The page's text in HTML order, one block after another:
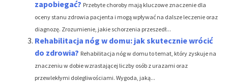
zapobiegać? Przebyte choroby mają kluczowe znaczenie dla
oceny stanu zdrowia pacjenta i mogą wpływać na dalsze leczenie oraz
diagnozę. Zrozumienie, jakie schorzenia przeszedł...
Rehabilitacja nóg w domu: jak skutecznie wrócić
do zdrowia? Rehabilitacja nóg w domu to temat, który zyskuje na
znaczeniu w dobie wzrastającej liczby osób z urazami oraz
przewlekłymi dolegliwościami. Wygoda, jaką...